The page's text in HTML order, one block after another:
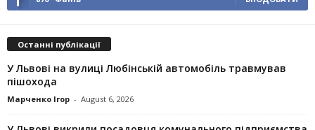
Останні публікації
У Львові на вулиці Любінській автомобіль травмував
пішохода
Марченко Ігор - August 6, 2026